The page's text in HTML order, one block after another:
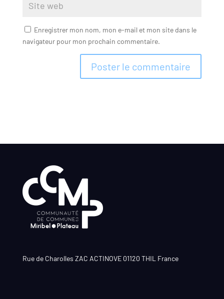
Enregistrer mon nom, mon e-mail et mon site dans le
navigateur pour mon prochain commentaire.
Rue de Charolles ZAC ACTINOVE 01120 THIL France